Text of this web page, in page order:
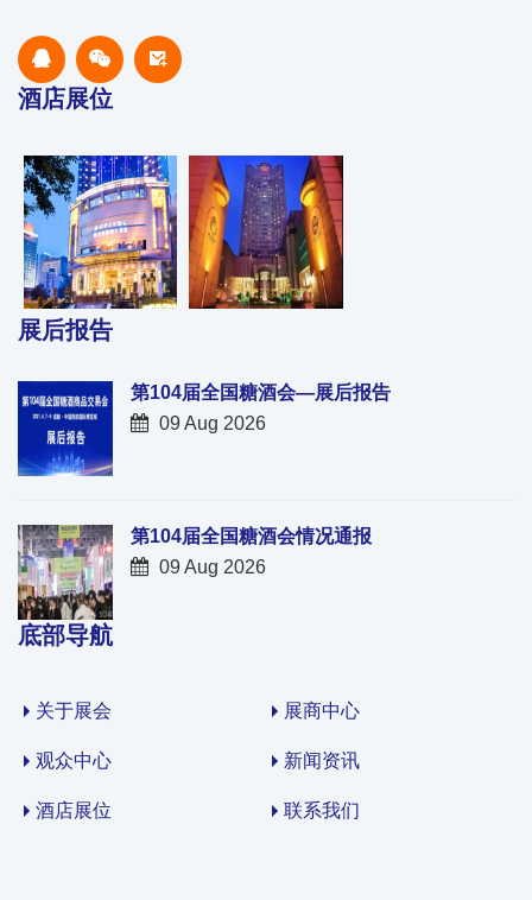
酒店展位
展后报告
第104届全国糖酒会—展后报告
09 Aug 2026
第104届全国糖酒会情况通报
09 Aug 2026
底部导航
关于展会 展商中心
观众中心 新闻资讯
酒店展位 联系我们